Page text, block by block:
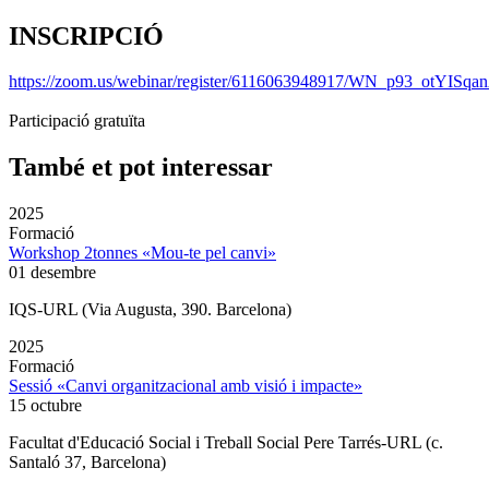
INSCRIPCIÓ
https://zoom.us/webinar/register/6116063948917/
Participació gratuïta
També et pot interessar
2025
Formació
Workshop 2tonnes «Mou-te pel canvi»
01 desembre
IQS-URL (Via Augusta, 390. Barcelona)
2025
Formació
Sessió «Canvi organitzacional amb visió i impacte»
15 octubre
Facultat d'Educació Social i Treball Social Pere Tarrés-URL (c.
Santaló 37, Barcelona)